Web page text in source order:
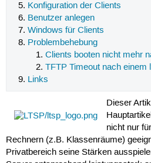
Konfiguration der Clients
Benutzer anlegen
Windows für Clients
Problembehebung
Clients booten nicht mehr
TFTP Timeout nach einem
Links
Dieser
nicht nur
Rechnern (z.B. Klassenräume)
Privatbereich seine Stärken